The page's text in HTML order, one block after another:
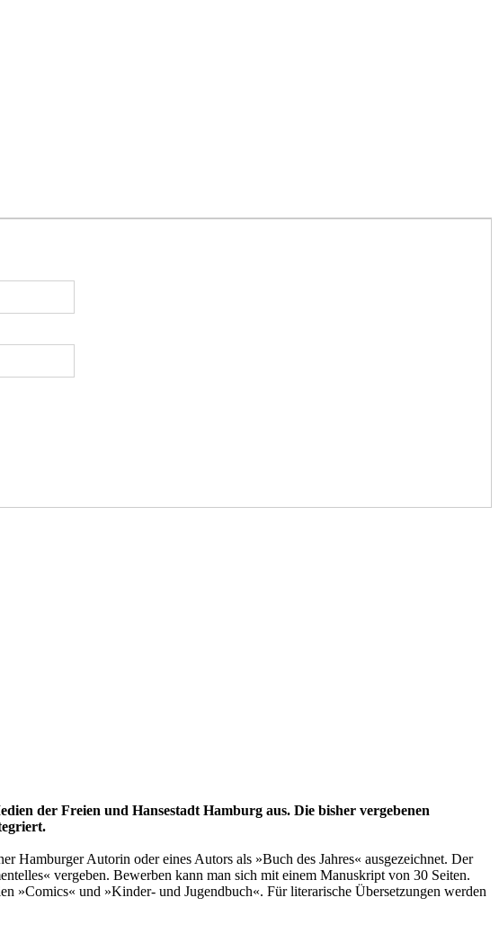
der Freien und Hansestadt Hamburg aus. Die bisher vergebenen
Hamburger Autorin oder eines Autors als »Buch des Jahres« ausgezeichnet. Der
vergeben. Bewerben kann man sich mit einem Manuskript von 30 Seiten.
»Comics« und »Kinder- und Jugendbuch«. Für literarische Übersetzungen werden